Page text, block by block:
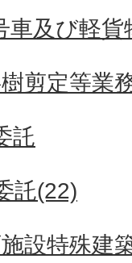
車及び軽
剪定等業
託
託(22)
設特殊建